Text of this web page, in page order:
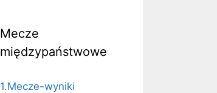
Mecze
międzypaństwowe
1.Mecze-wyniki